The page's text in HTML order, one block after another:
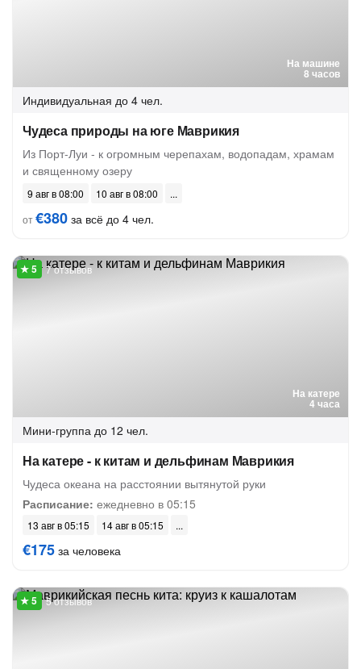
На машине
8 часов
Индивидуальная до 4 чел.
Чудеса природы на юге Маврикия
Из Порт-Луи - к огромным черепахам, водопадам, храмам
и священному озеру
9 авг в 08:00
10 авг в 08:00
от€380 за всё до 4 чел.
На катере
4 часа
7 отзывов
Мини-группа до 12 чел.
На катере - к китам и дельфинам Маврикия
Чудеса океана на расстоянии вытянутой руки
Расписание: ежедневно в 05:15
13 авг в 05:15 14 авг в 05:15
€175 за человека
5 отзывов